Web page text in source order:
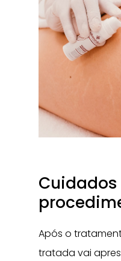
Após o
tratada vai